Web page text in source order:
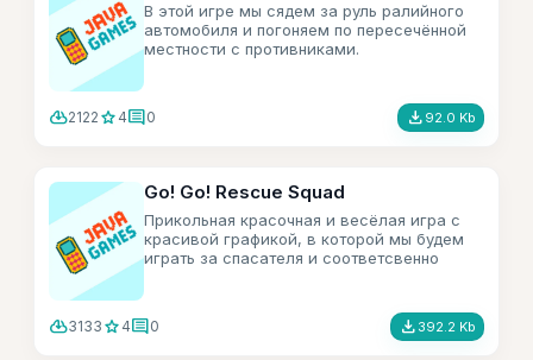
В этой игре мы сядем за руль ралийного
автомобиля и погоняем по пересечённой
местности с противниками.
cloud_download2122 star 4comment0 file_download 92.0 Kb
Go! Go! Rescue Squad
Прикольная красочная и весёлая игра с
красивой графикой, в которой мы будем
играть за спасателя и соответсвенно
cloud_download3133 star 4comment0 file_download 392.2 Kb